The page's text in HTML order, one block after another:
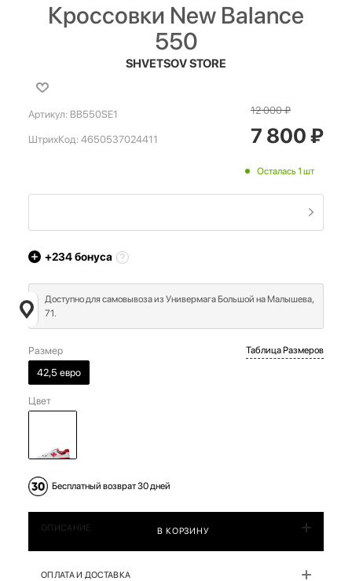
Кроссовки New Balance
550
SHVETSOV STORE
Артикул: BB550SE1
ШтрихКод: 4650537024411
12 000₽
7 800₽
Осталась 1 шт
+234бонуса
Доступно для самовывоза из Универмага Большой на Малышева,
71.
Размер
42,5 евро
Таблица Размеров
Цвет
Бесплатный возврат 30 дней
В КОРЗИНУ
ОПИСАНИЕ
ОПЛАТА И ДОСТАВКА